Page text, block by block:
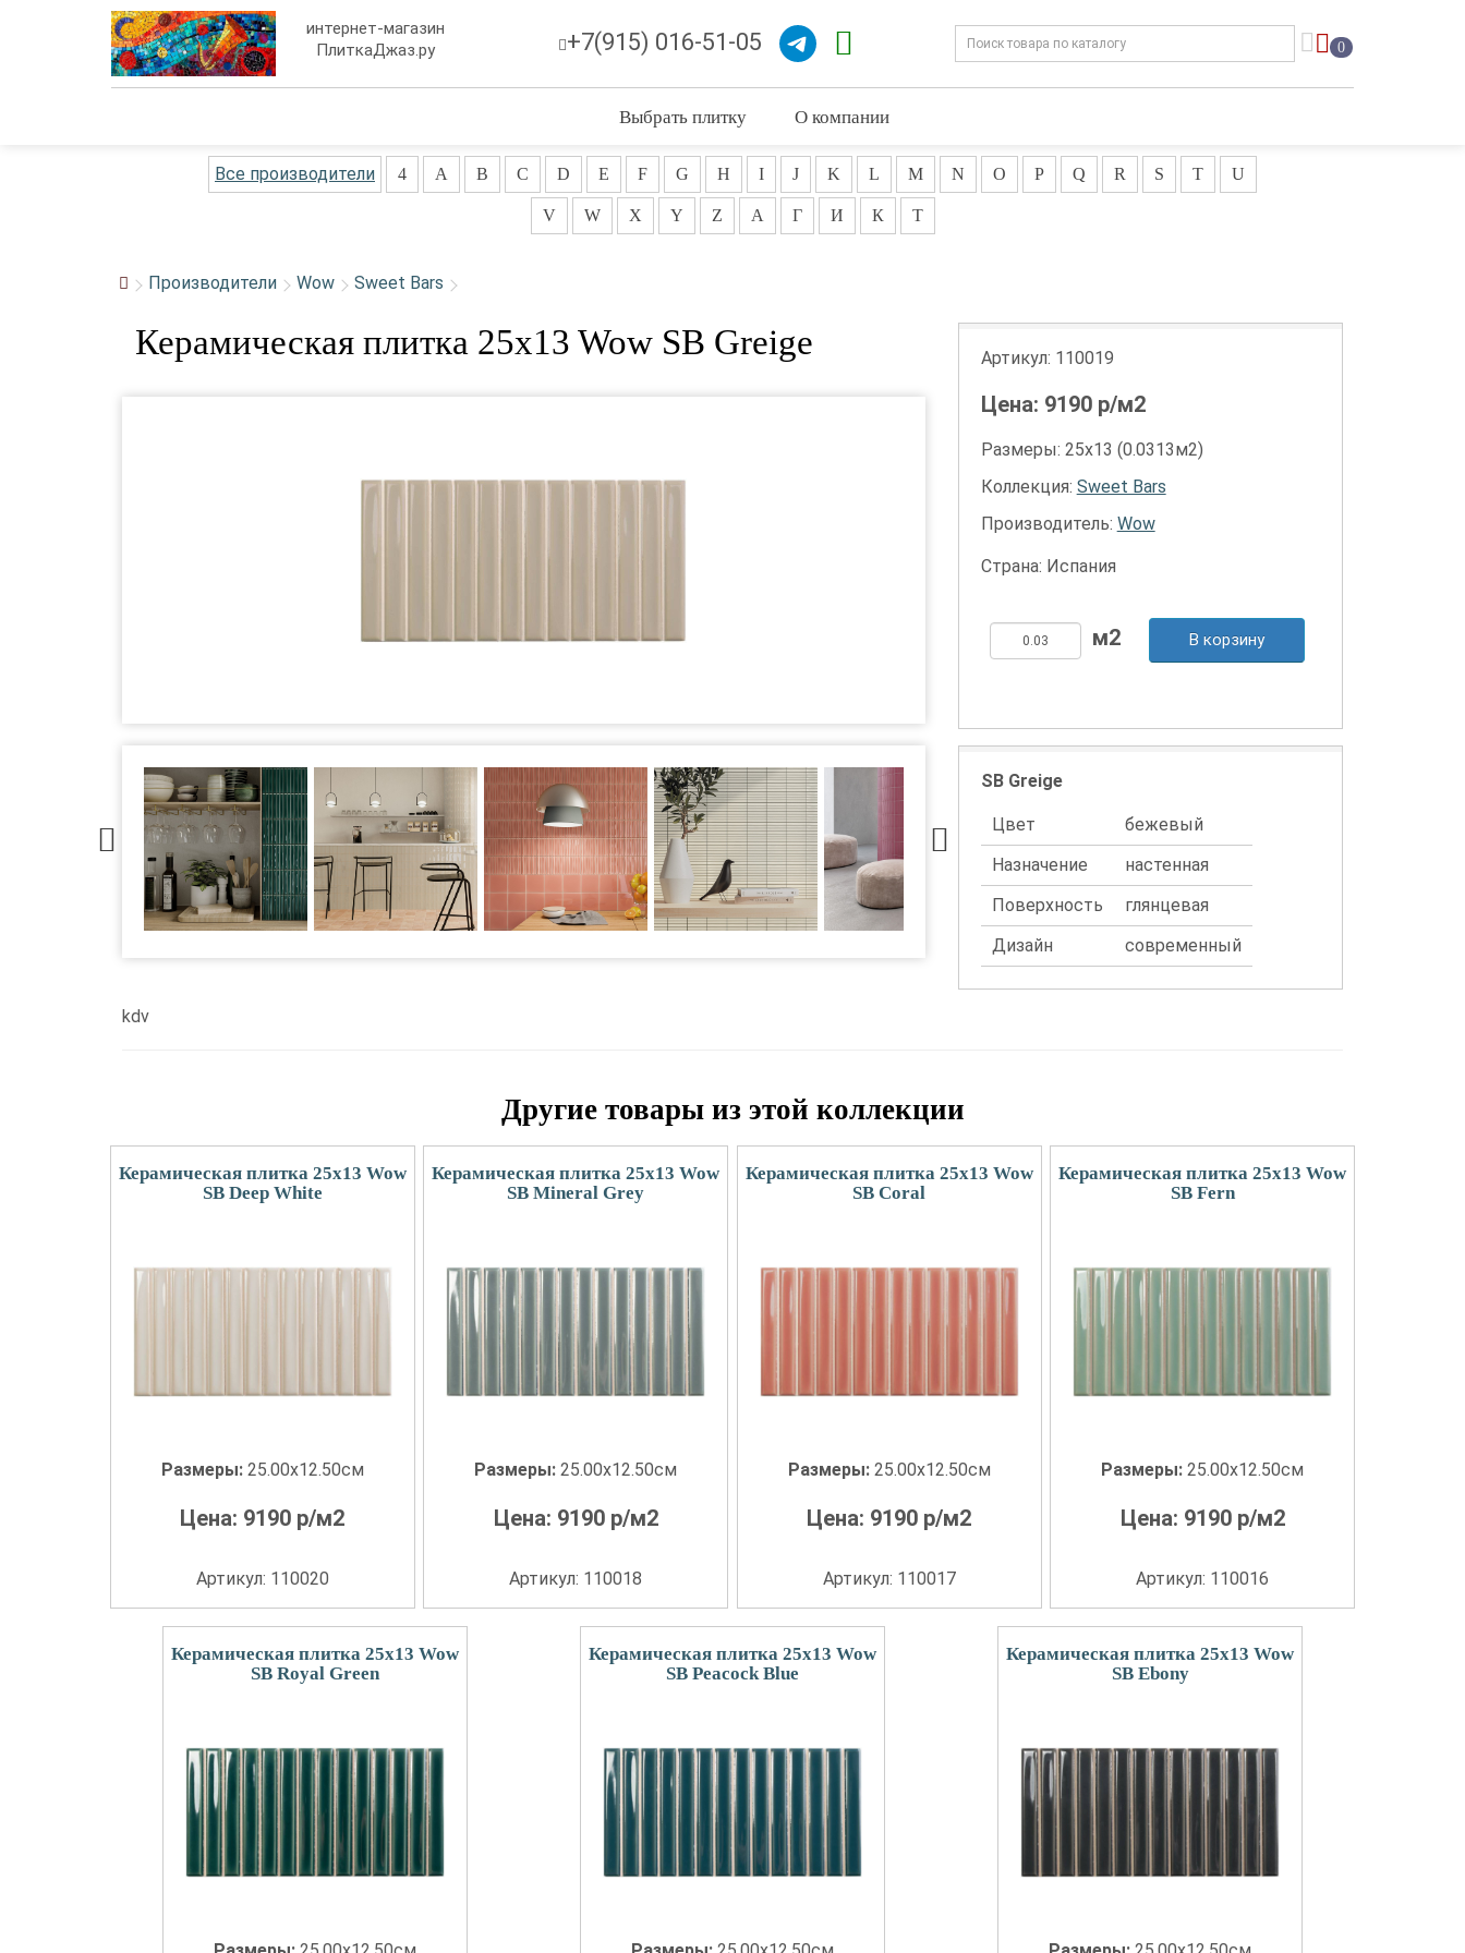
интернет-магазин
ПлиткаДжаз.ру
+7(915) 016-51-05 0
Выбрать плитку О компании
Все производители 4 A B C D E F G H I J K L M N O P Q R S T U
V W X Y Z А Г И К Т
Производители Wow Sweet Bars
Керамическая плитка 25x13 Wow SB Greige Артикул: 110019
Цена: 9190р/м2
Размеры: 25х13 (0.0313м2)
Коллекция: Sweet Bars
Производитель: Wow
Страна: Испания
В корзину
SB Greige
Цвет
бежевый
Назначение
настенная
Поверхность
глянцевая
Дизайн
современный
kdv
Другие товары из этой коллекции
Керамическая плитка 25x13 Wow
SB Deep White
Размеры: 25.00x12.50см
Цена: 9190 р/м2
Артикул: 110020
Керамическая плитка 25x13 Wow
SB Mineral Grey
Размеры:25.00x12.50см
Цена: 9190р/м2
Артикул: 110018
Керамическая плитка 25x13 Wow
SB Coral
Размеры: 25.00x12.50см
Цена: 9190 р/м2
Артикул: 110017
Керамическая плитка 25x13 Wow
SB Fern
Размеры:25.00x12.50см
Цена: 9190р/м2
Артикул: 110016
Керамическая плитка 25x13 Wow
SB Royal Green
Керамическая плитка 25x13 Wow
SB Peacock Blue
Керамическая плитка 25x13 Wow
SB Ebony